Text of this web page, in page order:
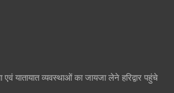
एवं यातायात व्यवस्थाओं का जायजा लेने हरिद्वार पहुंचे